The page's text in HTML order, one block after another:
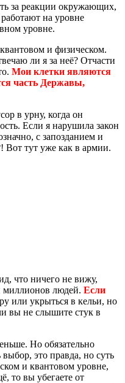
за реакции окружающих,
на уровне
уровне.
и физическом.
ли я за неё? Отчасти
Мои клетки являются
часть Державы,
в урну, когда он
Если я нарушила закон
с запозданием и
Вот тут уже как в армии.
что ничего не вижу,
миллионов людей. Если
или укрыться в кельи, но
вы не слышите стук в
Но обязательно
это правда, но суть
и квантовом уровне,
то вы убегаете от